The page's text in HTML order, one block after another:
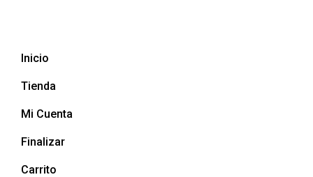
Inicio
Tienda
Mi Cuenta
Finalizar
Carrito